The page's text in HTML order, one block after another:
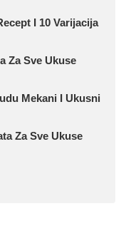
I 10 Varijacija
Za Sve Ukuse
Mekani I Ukusni
Za Sve Ukuse